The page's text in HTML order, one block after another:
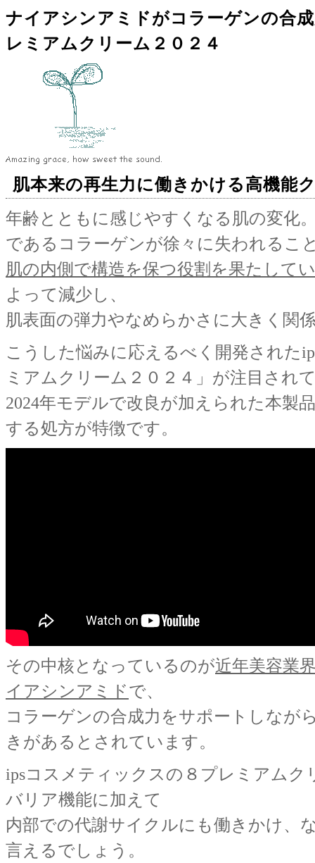
ナイアシンアミドがコラーゲンの合
レミアムクリーム２０２４
肌本来の再生力に働きかける高機能
年齢とともに感じやすくなる肌の変化
であるコラーゲンが徐々に失われるこ
肌の内側で構造を保つ役割を果たして
よって減少し、
肌表面の弾力やなめらかさに大きく関
こうした悩みに応えるべく開発された
ミアムクリーム２０２４」が注目され
2024年モデルで改良が加えられた本製
する処方が特徴です。
その中核となっているのが近年美容業
イアシンアミドで、
コラーゲンの合成力をサポートしなが
きがあるとされています。
ipsコスメティックスの８プレミアムク
バリア機能に加えて
内部での代謝サイクルにも働きかけ、
言えるでしょう。